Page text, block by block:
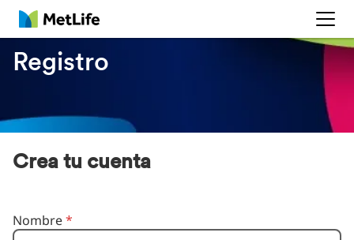
MetLife
Registro
Crea tu cuenta
Nombre*